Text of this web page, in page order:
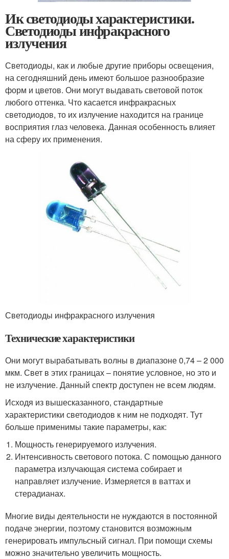
Ик светодиоды характеристики.
Светодиоды инфракрасного
излучения
Светодиоды, как и любые другие приборы освещения,
на сегодняшний день имеют большое разнообразие
форм и цветов. Они могут выдавать световой поток
любого оттенка. Что касается инфракрасных
светодиодов, то их излучение находится на границе
восприятия глаз человека. Данная особенность влияет
на сферу их применения.
Светодиоды инфракрасного излучения
Технические характеристики
Они могут вырабатывать волны в диапазоне 0,74 – 2 000
мкм. Свет в этих границах – понятие условное, но это и
не излучение. Данный спектр доступен не всем людям.
Исходя из вышесказанного, стандартные
характеристики светодиодов к ним не подходят. Тут
больше применимы такие параметры, как:
Мощность генерируемого излучения.
Интенсивность светового потока. С помощью данного
параметра излучающая система собирает и
направляет излучение. Измеряется в ваттах и
стерадианах.
Многие виды деятельности не нуждаются в постоянной
подаче энергии, поэтому становится возможным
генерировать импульсный сигнал. При помощи схемы
можно значительно увеличить мощность.